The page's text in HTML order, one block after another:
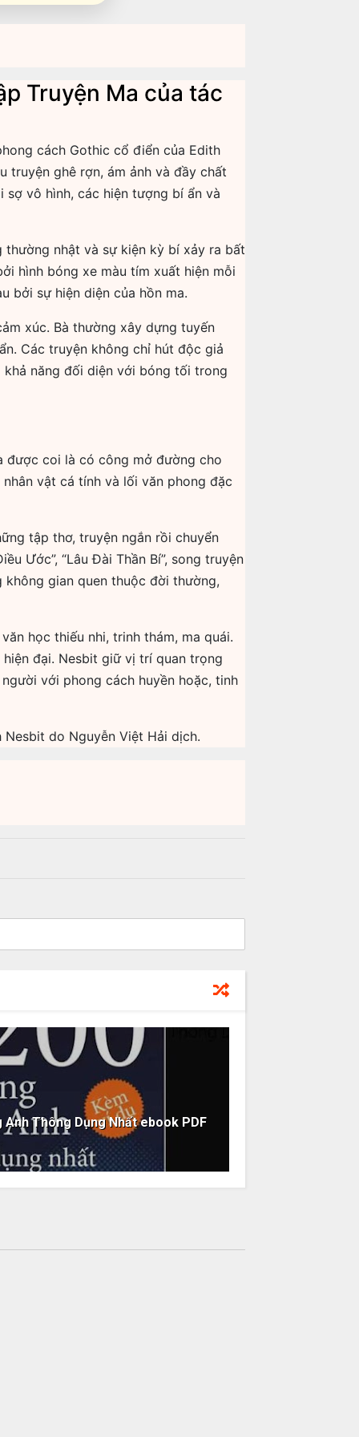
Truyện Ma của tác
cách Gothic cổ điển của Edith
truyện ghê rợn, ám ảnh và đầy chất
sợ vô hình, các hiện tượng bí ẩn và
nhật và sự kiện kỳ bí xảy ra bất
hình bóng xe màu tím xuất hiện mỗi
bởi sự hiện diện của hồn ma.
xúc. Bà thường xây dựng tuyến
Các truyện không chỉ hút độc giả
năng đối diện với bóng tối trong
được coi là có công mở đường cho
vật cá tính và lối văn phong đặc
tập thơ, truyện ngắn rồi chuyển
Ước”, “Lâu Đài Thần Bí”, song truyện
gian quen thuộc đời thường,
học thiếu nhi, trinh thám, ma quái.
đại. Nesbit giữ vị trí quan trọng
với phong cách huyền hoặc, tinh
do Nguyễn Việt Hải dịch.
Thông Dụng Nhất ebook PDF